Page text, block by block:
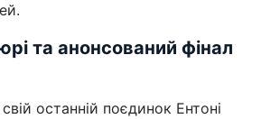
та анонсований фінал
останній поєдинок Ентоні